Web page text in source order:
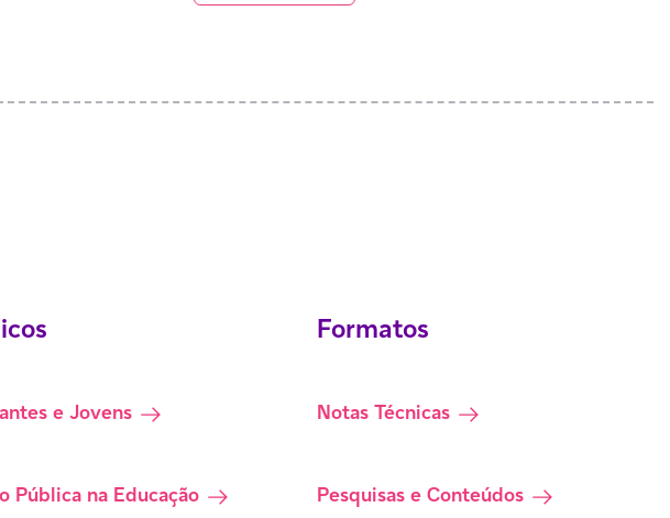
e Jovens
Pública na Educação
Formatos
Notas Técnicas
Pesquisas e Conteúdos